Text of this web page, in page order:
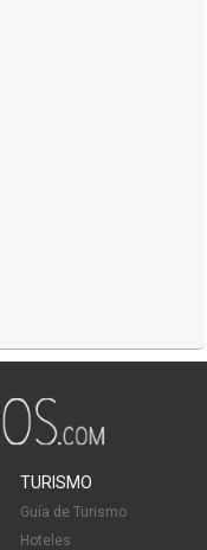
TURISMO
Guía de Turismo
Hoteles